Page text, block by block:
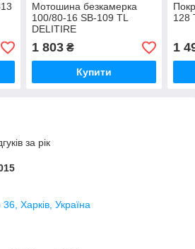
Мотошина безкамерка
100/80-16 SB-109 TL
DELITIRE
1 803₴
Купити
128
1
за рік
Харків, Україна